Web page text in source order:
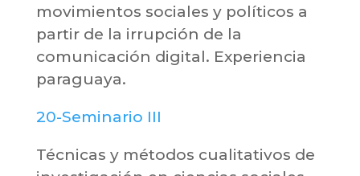
movimientos sociales y políticos a
partir de la irrupción de la
comunicación digital. Experiencia
paraguaya.
20-Seminario III
Técnicas y métodos cualitativos de